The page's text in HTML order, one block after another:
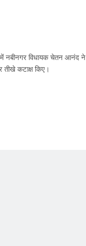
नबीनगर विधायक चेतन आनंद ने
तीखे कटाक्ष किए।